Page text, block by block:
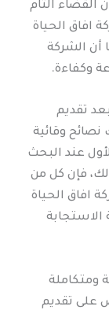
القضاء التام
افاق الحياة
أن الشركة
وكفاءة.
تقديم
وقائية
عند البحث
فإن كل من
افاق الحياة
الاستجابة
ومتكاملة
على تقديم